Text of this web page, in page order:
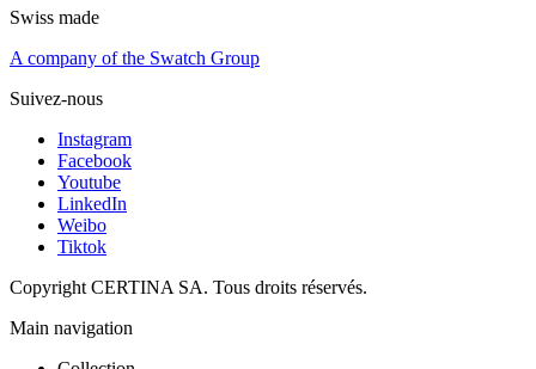
Swiss made
A company of the Swatch Group
Suivez-nous
Instagram
Facebook
Youtube
LinkedIn
Weibo
Tiktok
Copyright CERTINA SA. Tous droits réservés.
Main navigation